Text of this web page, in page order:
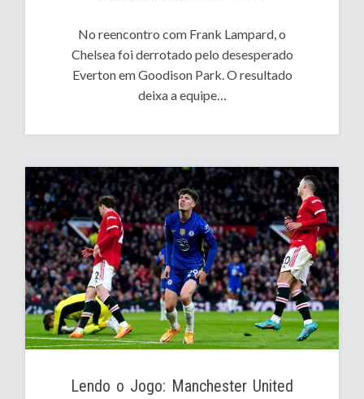
No reencontro com Frank Lampard, o
Chelsea foi derrotado pelo desesperado
Everton em Goodison Park. O resultado
deixa a equipe…
Lendo o Jogo: Manchester United